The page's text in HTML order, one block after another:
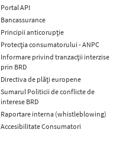
Portal API
Bancassurance
Principii anticorupţie
Protecţia consumatorului - ANPC
Informare privind tranzacții interzise
prin BRD
Directiva de plăți europene
Sumarul Politicii de conflicte de
interese BRD
Raportare interna (whistleblowing)
Accesibilitate Consumatori